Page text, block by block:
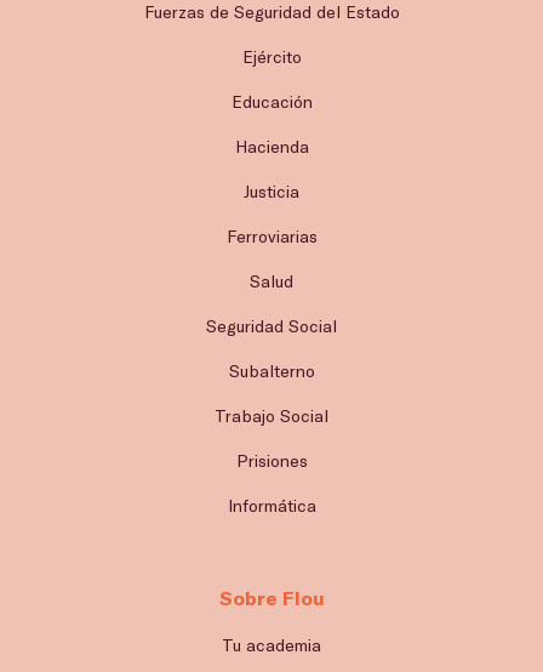
Fuerzas de Seguridad del Estado
Ejército
Educación
Hacienda
Justicia
Ferroviarias
Salud
Seguridad Social
Subalterno
Trabajo Social
Prisiones
Informática
Sobre Flou
Tu academia